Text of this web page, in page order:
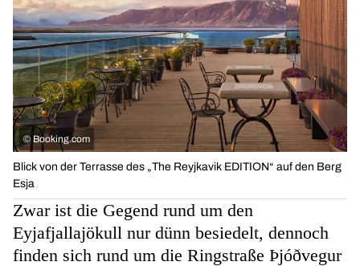
© Booking.com
Blick von der Terrasse des „The Reyjkavik EDITION“ auf den Berg
Esja
Zwar ist die Gegend rund um den
Eyjafjallajökull nur dünn besiedelt, dennoch
finden sich rund um die Ringstraße Þjóðvegur